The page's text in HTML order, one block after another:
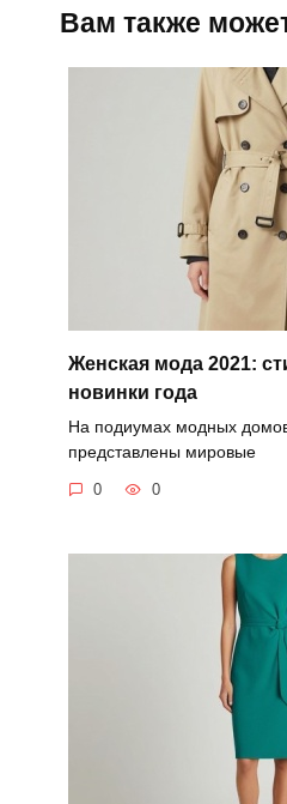
Вам также
Женская мода 2021:
новинки года
На подиумах модных
представлены мировые
0 0